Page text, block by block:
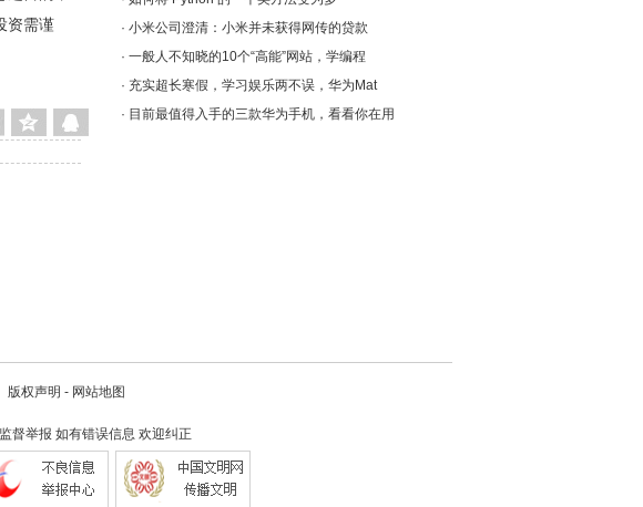
资需谨
· 小米公司澄清：小米并未获得网传的贷款
· 一般人不知晓的10个“高能”网站，学编程
· 充实超长寒假，学习娱乐两不误，华为Mat
· 目前最值得入手的三款华为手机，看看你在用
版权声明 - 网站地图
督举报 如有错误信息 欢迎纠正